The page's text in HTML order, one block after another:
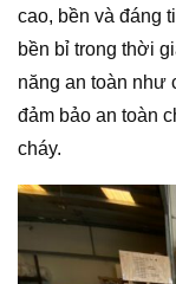
cao, bền và đáng
bền bỉ trong thời
năng an toàn như
đảm bảo an toàn
cháy.